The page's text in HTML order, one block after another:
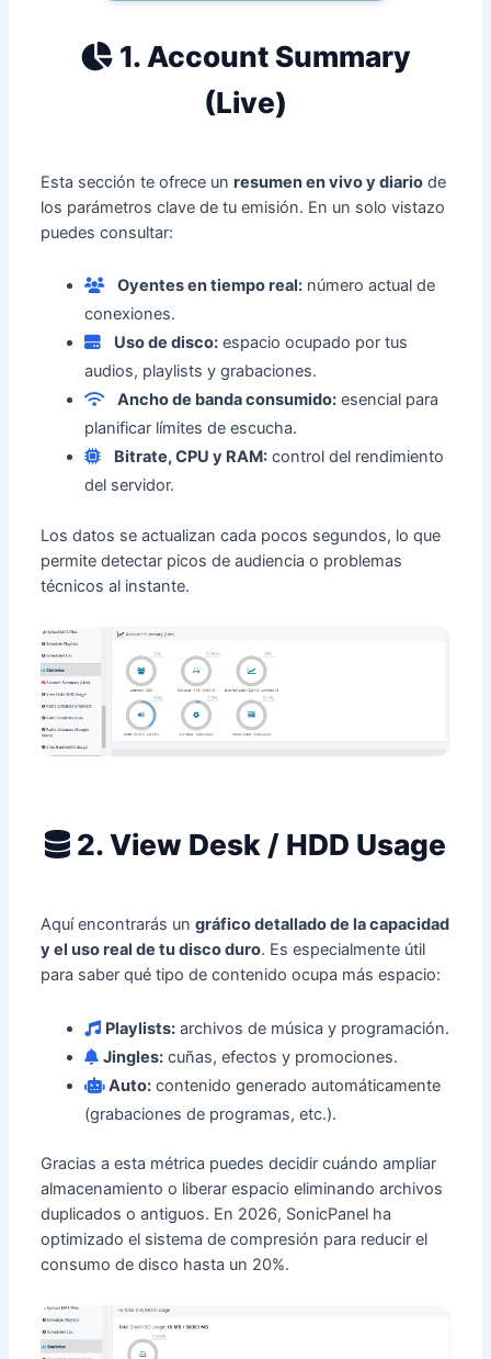
1. Account Summary
(Live)
Esta sección te ofrece unresumen en vivo y diario de
los parámetros clave de tu emisión. En un solo vistazo
puedes consultar:
Oyentes en tiempo real: número actual de
conexiones.
Uso de disco: espacio ocupado por tus
audios, playlists y grabaciones.
Ancho de banda consumido: esencial para
planificar límites de escucha.
Bitrate, CPU y RAM: control del rendimiento
del servidor.
Los datos se actualizan cada pocos segundos, lo que
permite detectar picos de audiencia o problemas
técnicos al instante.
2. View Desk / HDD Usage
Aquí encontrarás ungráfico detallado de la capacidad
y el uso real de tu disco duro. Es especialmente útil
para saber qué tipo de contenido ocupa más espacio:
Playlists: archivos de música y programación.
Jingles: cuñas, efectos y promociones.
Auto: contenido generado automáticamente
(grabaciones de programas, etc.).
Gracias a esta métrica puedes decidir cuándo ampliar
almacenamiento o liberar espacio eliminando archivos
duplicados o antiguos. En 2026, SonicPanel ha
optimizado el sistema de compresión para reducir el
consumo de disco hasta un 20%.